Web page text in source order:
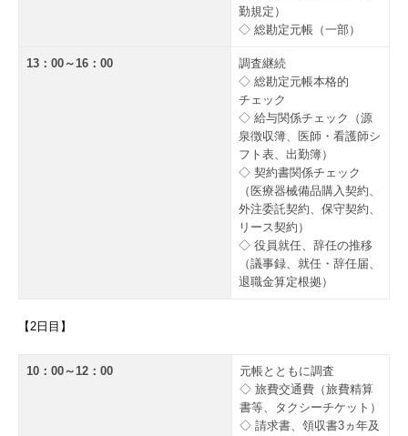
勤規定）
◇ 総勘定元帳（一部）
13：00～16：00
調査継続
◇ 総勘定元帳本格的
チェック
◇ 給与関係チェック（源
泉徴収簿、医師・看護師シ
フト表、出勤簿）
◇ 契約書関係チェック
（医療器械備品購入契約、
外注委託契約、保守契約、
リース契約）
◇ 役員就任、辞任の推移
（議事録、就任・辞任届、
退職金算定根拠）
【2日目】
10：00～12：00
元帳とともに調査
◇ 旅費交通費（旅費精算
書等、タクシーチケット）
◇ 請求書、領収書3ヵ年及